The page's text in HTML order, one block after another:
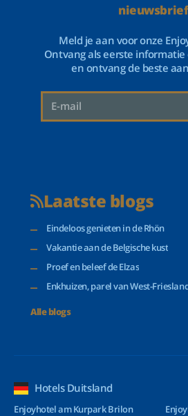
Meld je aan voor onze
Ontvang als eerste informatie
en ontvang de beste
Laatste blogs
Eindeloos genieten in de Rhön
Vakantie aan de Belgische kust
Proef en beleef de Elzas
Enkhuizen, parel van West-
Alle blogs
Hotels Duitsland
Enjoyhotel am Kurpark Brilon